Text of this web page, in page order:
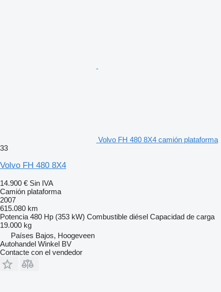
Volvo FH 480 8X4 camión plataforma
33
Volvo FH 480 8X4
14.900 € Sin IVA
Camión plataforma
2007
615.080 km
Potencia 480 Hp (353 kW) Combustible diésel Capacidad de carga
19.000 kg
Países Bajos, Hoogeveen
Autohandel Winkel BV
Contacte con el vendedor